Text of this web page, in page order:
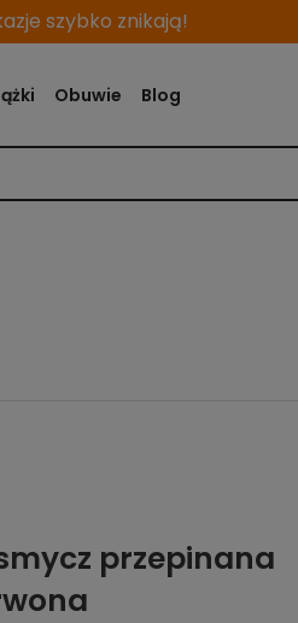
szybko znikają!
Obuwie Blog
przepinana